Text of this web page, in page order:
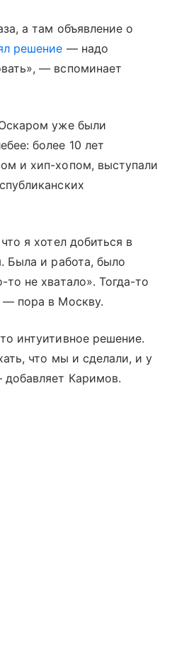
а там объявление о
решение — надо
— вспоминает
уже были
более 10 лет
и хип-хопом, выступали
я хотел добиться в
Была и работа, было
не хватало». Тогда-то
пора в Москву.
интуитивное решение.
что мы и сделали, и у
добавляет Каримов.